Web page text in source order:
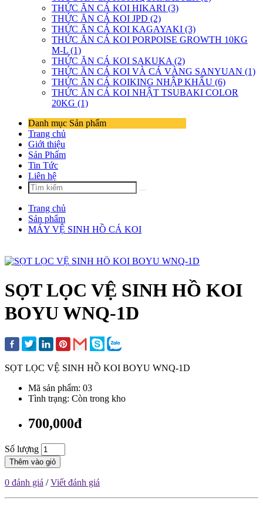
THỨC ĂN CÁ KOI HIKARI (3)
THỨC ĂN CÁ KOI JPD (2)
THỨC ĂN CÁ KOI KAGAYAKI (3)
THỨC ĂN CÁ KOI PORPOISE GROWTH 10KG
M-L (1)
THỨC ĂN CÁ KOI SAKUKA (2)
THỨC ĂN CÁ KOI VÀ CÁ VÀNG SANYUAN (1)
THỨC ĂN CÁ KOIKING NHẬP KHẨU (6)
THỨC ĂN CÁ KOI NHẬT TSUBAKI COLOR
20KG (1)
Danh mục Sản phẩm
Trang chủ
Giới thiệu
Sản Phẩm
Tin Tức
Liên hệ
Trang chủ
Sản phẩm
MÁY VỆ SINH HỒ CÁ KOI
SỌT LỌC VỆ SINH HỒ KOI
BOYU WNQ-1D
SỌT LỌC VỆ SINH HỒ KOI BOYU WNQ-1D
Mã sản phẩm: 03
Tình trạng: Còn trong kho
700,000đ
Số lượng
Thêm vào giỏ
0 đánh giá /Viết đánh giá